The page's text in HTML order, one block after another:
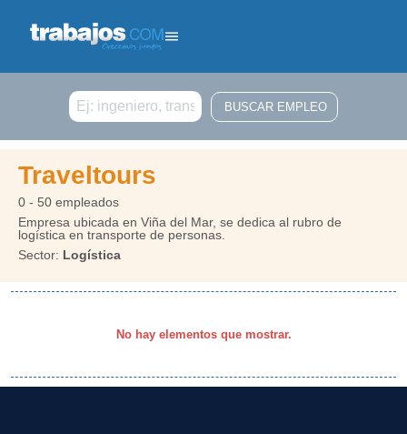
Buscar
Traveltours
0 - 50 empleados
Empresa ubicada en Viña del Mar, se dedica al rubro de
logística en transporte de personas.
Sector: Logística
No hay elementos que mostrar.